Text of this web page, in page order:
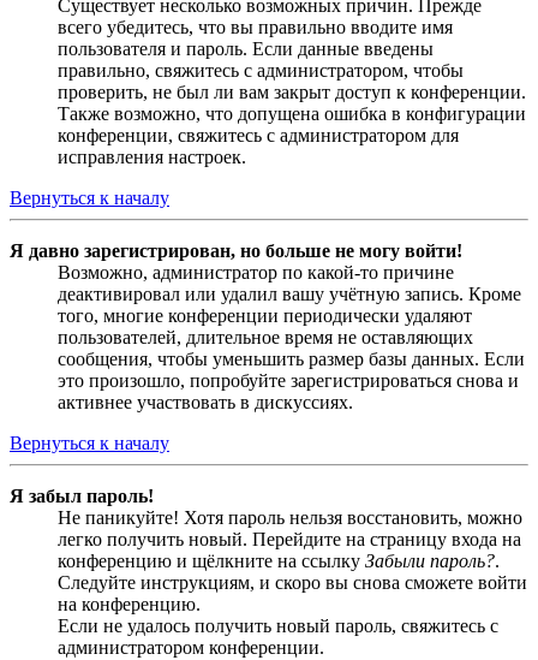
Существует несколько возможных причин. Прежде
всего убедитесь, что вы правильно вводите имя
пользователя и пароль. Если данные введены
правильно, свяжитесь с администратором, чтобы
проверить, не был ли вам закрыт доступ к конференции.
Также возможно, что допущена ошибка в конфигурации
конференции, свяжитесь с администратором для
исправления настроек.
Вернуться к началу
Я давно зарегистрирован, но больше не могу войти!
Возможно, администратор по какой-то причине
деактивировал или удалил вашу учётную запись. Кроме
того, многие конференции периодически удаляют
пользователей, длительное время не оставляющих
сообщения, чтобы уменьшить размер базы данных. Если
это произошло, попробуйте зарегистрироваться снова и
активнее участвовать в дискуссиях.
Вернуться к началу
Я забыл пароль!
Не паникуйте! Хотя пароль нельзя восстановить, можно
легко получить новый. Перейдите на страницу входа на
конференцию и щёлкните на ссылку Забыли пароль?.
Следуйте инструкциям, и скоро вы снова сможете войти
на конференцию.
Если не удалось получить новый пароль, свяжитесь с
администратором конференции.